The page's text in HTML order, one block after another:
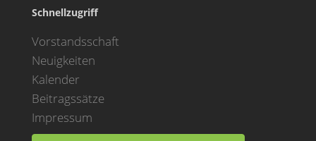
Schnellzugriff
Vorstandsschaft
Neuigkeiten
Kalender
Beitragssätze
Impressum